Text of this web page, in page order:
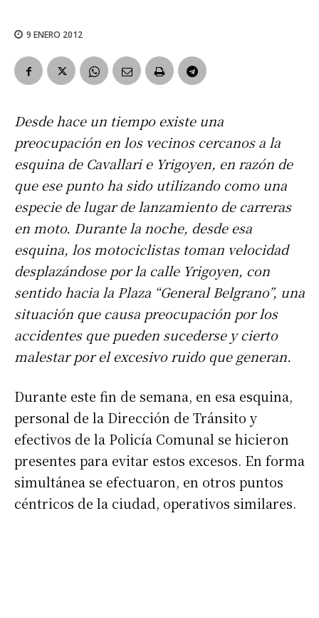
9 ENERO 2012
Desde hace un tiempo existe una
preocupación en los vecinos cercanos a la
esquina de Cavallari e Yrigoyen, en razón de
que ese punto ha sido utilizando como una
especie de lugar de lanzamiento de carreras
en moto. Durante la noche, desde esa
esquina, los motociclistas toman velocidad
desplazándose por la calle Yrigoyen, con
sentido hacia la Plaza “General Belgrano”, una
situación que causa preocupación por los
accidentes que pueden sucederse y cierto
malestar por el excesivo ruido que generan.
Durante este fin de semana, en esa esquina,
personal de la Dirección de Tránsito y
efectivos de la Policía Comunal se hicieron
presentes para evitar estos excesos. En forma
simultánea se efectuaron, en otros puntos
céntricos de la ciudad, operativos similares.